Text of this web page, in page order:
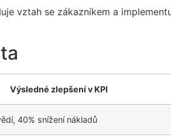
vztah se zákazníkem a
Výsledné zlepšení v KPI
40% snížení nákladů